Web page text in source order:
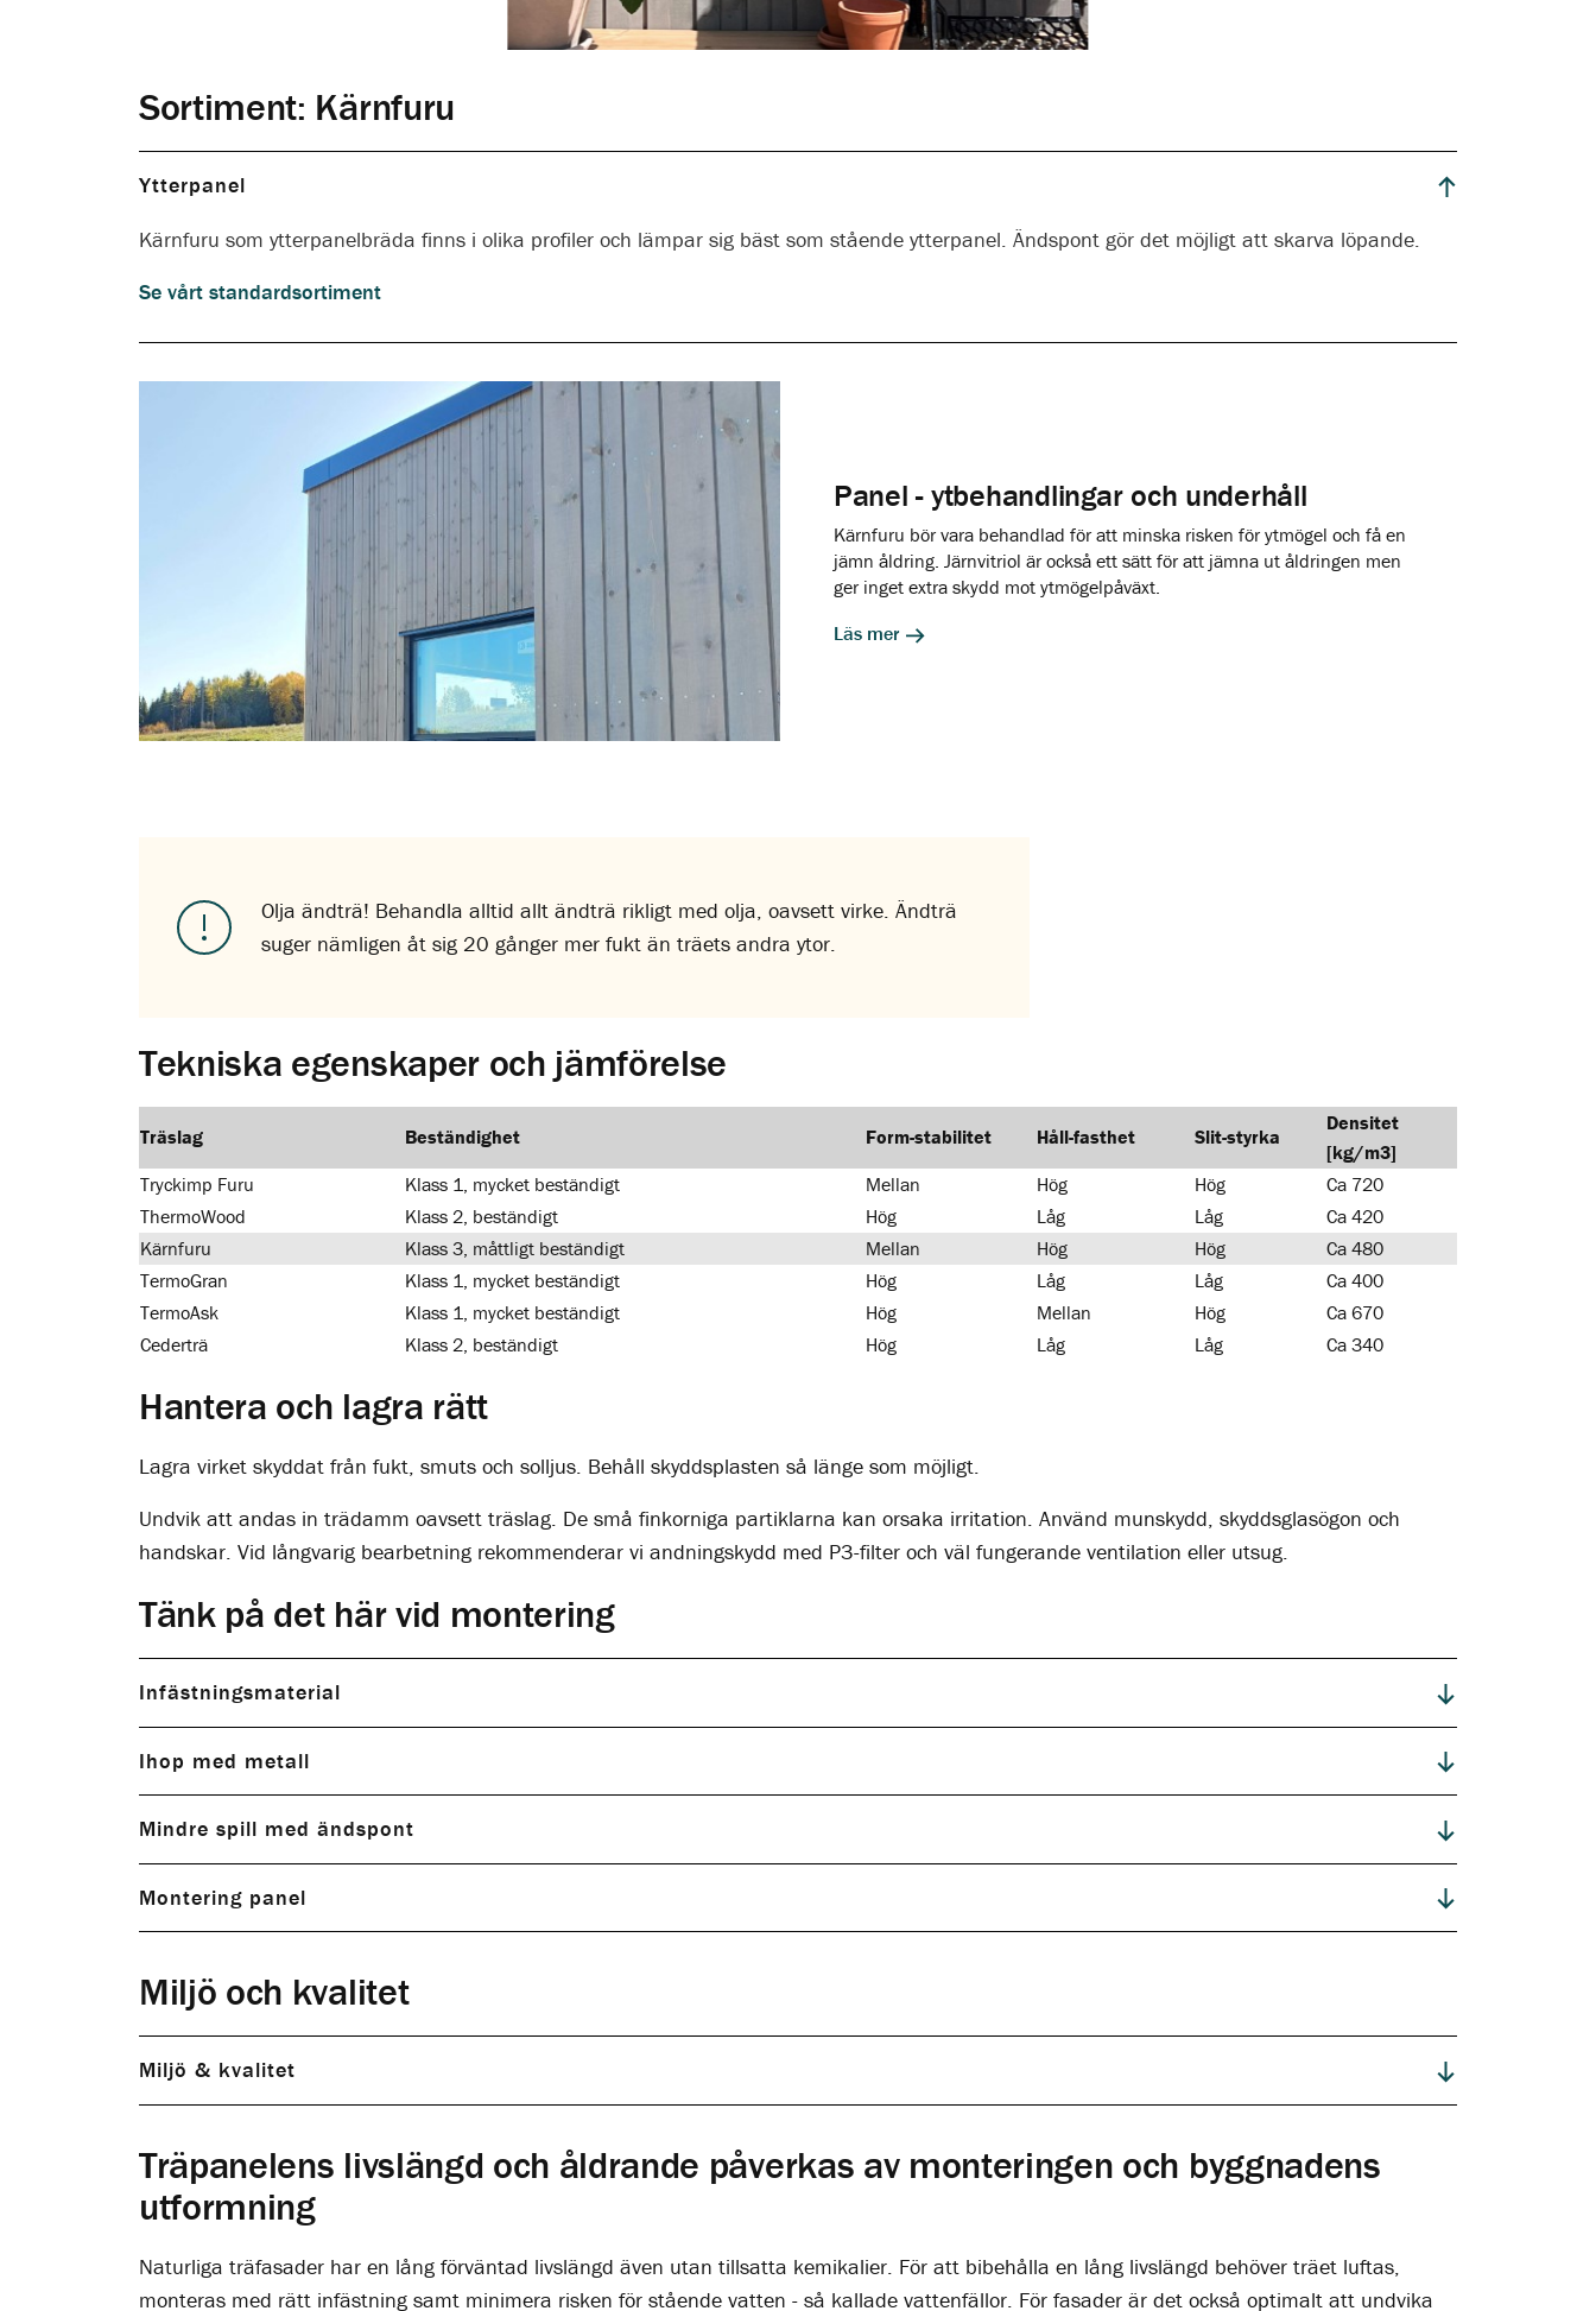
Sortiment: Kärnfuru
Ytterpanel
Kärnfuru som ytterpanelbräda finns i olika profiler och lämpar sig bäst som stående ytterpanel. Ändspont gör det möjligt att skarva löpande.
Se vårt standardsortiment
Panel - ytbehandlingar och underhåll
Kärnfuru bör vara behandlad för att minska risken för ytmögel och få en
jämn åldring. Järnvitriol är också ett sätt för att jämna ut åldringen men
ger inget extra skydd mot ytmögelpåväxt.
Läs mer
Olja ändträ! Behandla alltid allt ändträ rikligt med olja, oavsett virke. Ändträ
suger nämligen åt sig 20 gånger mer fukt än träets andra ytor.
Tekniska egenskaper och jämförelse
Träslag Beständighet Form-stabilitet Håll-fasthet Slit-styrka
Densitet
[kg/m3]
Tryckimp Furu
Klass 1, mycket beständigt Mellan Hög Hög
Ca 720
ThermoWood
Klass 2, beständigt Hög Låg Låg
Ca 420
Kärnfuru
Klass 3, måttligt beständigt Mellan Hög Hög
Ca 480
TermoGran
Klass 1, mycket beständigt Hög Låg Låg
Ca 400
TermoAsk
Klass 1, mycket beständigt Hög Mellan Hög
Ca 670
Cederträ
Klass 2, beständigt Hög Låg Låg Ca 340
Hantera och lagra rätt
Lagra virket skyddat från fukt, smuts och solljus. Behåll skyddsplasten så länge som möjligt.
Undvik att andas in trädamm oavsett träslag. De små finkorniga partiklarna kan orsaka irritation. Använd munskydd, skyddsglasögon och
handskar. Vid långvarig bearbetning rekommenderar vi andningskydd med P3-filter och väl fungerande ventilation eller utsug.
Tänk på det här vid montering
Infästningsmaterial
Ihop med metall
Mindre spill med ändspont
Montering panel
Läktavstånd
Miljö och kvalitet
Miljö & kvalitet
Träpanelens livslängd och åldrande påverkas av monteringen och byggnadens
utformning
Naturliga träfasader har en lång förväntad livslängd även utan tillsatta kemikalier. För att bibehålla en lång livslängd behöver träet luftas,
monteras med rätt infästning samt minimera risken för stående vatten - så kallade vattenfällor. För fasader är det också optimalt att undvika